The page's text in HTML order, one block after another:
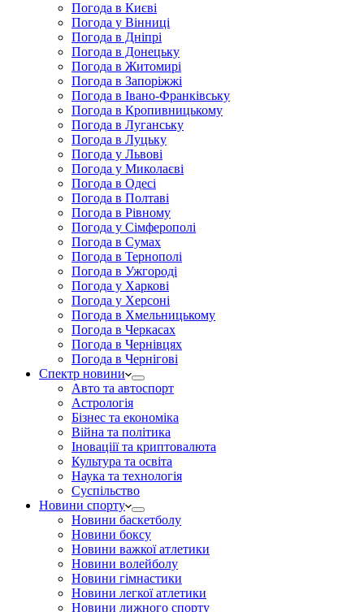
Погода в Києві
Погода у Вінниці
Погода в Дніпрі
Погода в Донецьку
Погода в Житомирі
Погода в Запоріжжі
Погода в Івано-Франківську
Погода в Кропивницькому
Погода в Луганську
Погода в Луцьку
Погода у Львові
Погода у Миколаєві
Погода в Одесі
Погода в Полтаві
Погода в Рівному
Погода у Сімферополі
Погода в Сумах
Погода в Тернополі
Погода в Ужгороді
Погода у Харкові
Погода у Херсоні
Погода в Хмельницькому
Погода в Черкасах
Погода в Чернівцях
Погода в Чернігові
Спектр новини
Авто та автоспорт
Астрологія
Бізнес та економіка
Війна та політика
Іноваціії та криптовалюта
Культура та освіта
Наука та технологія
Суспільство
Новини спорту
Новини баскетболу
Новини боксу
Новини важкої атлетики
Новини волейболу
Новини гімнастики
Новини легкої атлетики
Новини лижного спорту